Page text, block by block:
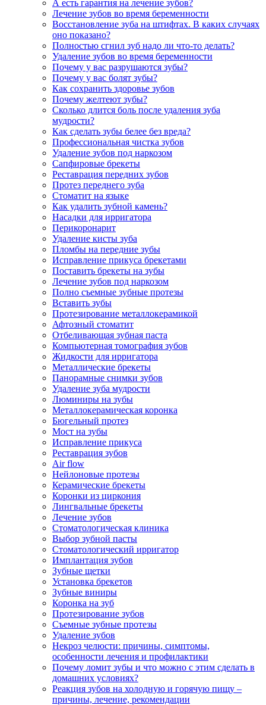
А есть гарантия на лечение зубов?
Лечение зубов во время беременности
Восстановление зуба на штифтах. В каких случаях
оно показано?
Полностью сгнил зуб надо ли что-то делать?
Удаление зубов во время беременности
Почему у вас разрушаются зубы?
Почему у вас болят зубы?
Как сохранить здоровье зубов
Почему желтеют зубы?
Сколько длится боль после удаления зуба
мудрости?
Как сделать зубы белее без вреда?
Профессиональная чистка зубов
Удаление зубов под наркозом
Сапфировые брекеты
Реставрация передних зубов
Протез переднего зуба
Стоматит на языке
Как удалить зубной камень?
Насадки для ирригатора
Перикоронарит
Удаление кисты зуба
Пломбы на передние зубы
Исправление прикуса брекетами
Поставить брекеты на зубы
Лечение зубов под наркозом
Полно съемные зубные протезы
Вставить зубы
Протезирование металлокерамикой
Афтозный стоматит
Отбеливающая зубная паста
Компьютерная томография зубов
Жидкости для ирригатора
Металлические брекеты
Панорамные снимки зубов
Удаление зуба мудрости
Люминиры на зубы
Металлокерамическая коронка
Бюгельный протез
Мост на зубы
Исправление прикуса
Реставрация зубов
Air flow
Нейлоновые протезы
Керамические брекеты
Коронки из циркония
Лингвальные брекеты
Лечение зубов
Стоматологическая клиника
Выбор зубной пасты
Стоматологический ирригатор
Имплантация зубов
Зубные щетки
Установка брекетов
Зубные виниры
Коронка на зуб
Протезирование зубов
Съемные зубные протезы
Удаление зубов
Некроз челюсти: причины, симптомы,
особенности лечения и профилактики
Почему ломит зубы и что можно с этим сделать в
домашних условиях?
Реакция зубов на холодную и горячую пищу –
причины, лечение, рекомендации